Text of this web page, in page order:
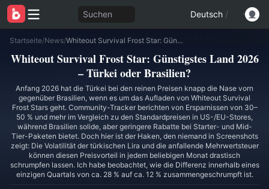
Suchen Deutsch /
Startseite/News/ Whiteout Survival Frost Star: Günstigstes Land 2026 – Türkei oder Brasilien?
Whiteout Survival Frost Star: Günstigstes Land 2026
– Türkei oder Brasilien?
Anfang 2026 hat die Türkei bei den reinen Preisen knapp die Nase vorn
gegenüber Brasilien, wenn es um das Aufladen von Whiteout Survival
Frost Stars geht. Community-Tracker berichten von Ersparnissen von 30–
50 % und mehr im Vergleich zu den Standardpreisen in US-/EU-Stores,
während Brasilien solide, aber geringere Rabatte bei Starter- und Mid-
Tier-Paketen bietet. Doch hier ist der Haken, den niemand in Screenshots
zeigt: Die Volatilität der türkischen Lira und die anfallende Mehrwertsteuer
können diesen Preisvorteil in jedem beliebigen Monat drastisch
schrumpfen lassen. Ich habe beobachtet, wie die Differenz innerhalb eines
einzigen Quartals von ca. 28 % auf ca. 12 % zusammengeschrumpft ist.